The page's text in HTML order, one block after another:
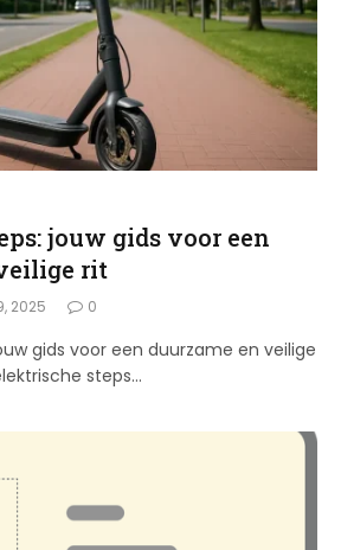
jouw gids voor een
rit
2025 0
gids voor een duurzame en veilige
steps…